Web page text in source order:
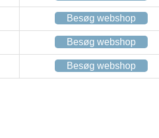
Besøg webshop
Besøg webshop
Besøg webshop